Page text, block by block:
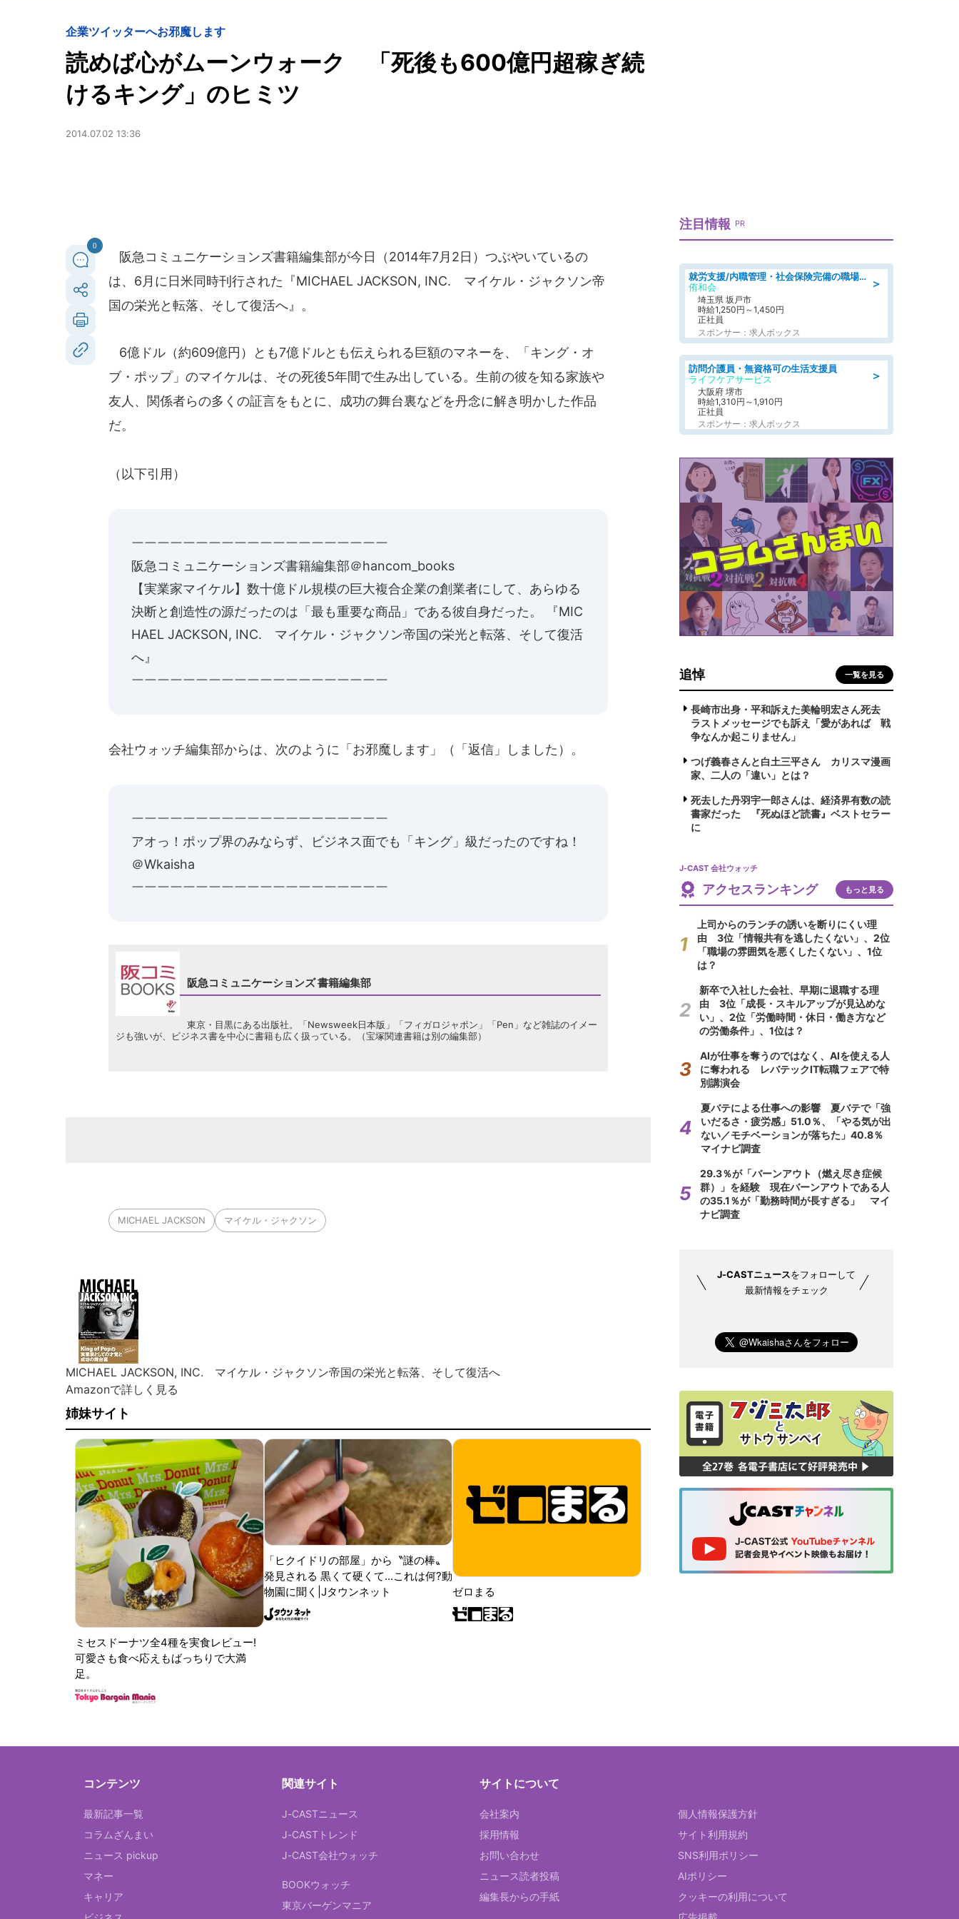
企業ツイッターへお邪魔します
読めば心がムーンウォーク 「死後も600億円超稼ぎ続
けるキング」のヒミツ
2014.07.02 13:36
0
阪急コミュニケーションズ書籍編集部が今日（2014年7月2日）つぶやいているの
は、6月に日米同時刊行された『MICHAEL JACKSON, INC. マイケル・ジャクソン帝
国の栄光と転落、そして復活へ』。
6億ドル（約609億円）とも7億ドルとも伝えられる巨額のマネーを、「キング・オ
ブ・ポップ」のマイケルは、その死後5年間で生み出している。生前の彼を知る家族や
友人、関係者らの多くの証言をもとに、成功の舞台裏などを丹念に解き明かした作品
だ。
（以下引用）
ーーーーーーーーーーーーーーーーーーーー
阪急コミュニケーションズ書籍編集部‏＠hancom_books
【実業家マイケル】数十億ドル規模の巨大複合企業の創業者にして、あらゆる
決断と創造性の源だったのは「最も重要な商品」である彼自身だった。 『MIC
HAEL JACKSON, INC. マイケル・ジャクソン帝国の栄光と転落、そして復活
へ 』
ーーーーーーーーーーーーーーーーーーーー
会社ウォッチ編集部からは、次のように「お邪魔します」（「返信」しました）。
ーーーーーーーーーーーーーーーーーーーー
アオっ！ポップ界のみならず、ビジネス面でも「キング」級だったのですね！
＠Wkaisha
ーーーーーーーーーーーーーーーーーーーー
阪急コミュニケーションズ 書籍編集部
東京・目黒にある出版社。「Newsweek日本版」「フィガロジャポン」「Pen」など雑誌のイメー
ジも強いが、ビジネス書を中心に書籍も広く扱っている。（宝塚関連書籍は別の編集部）
MICHAEL JACKSON マイケル・ジャクソン
MICHAEL JACKSON, INC. マイケル・ジャクソン帝国の栄光と転落、そして復活へ
Amazonで詳しく見る
姉妹サイト
ミセスドーナツ全4種を実食レビュー!
可愛さも食べ応えもばっちりで大満
足。
「ヒクイドリの部屋」から〝謎の棒〟
発見される 黒くて硬くて...これは何?動
物園に聞く|Jタウンネット
ゼロまる
注目情報 PR
＞
就労支援/内職管理・社会保険完備の職場で生活支援員
侑和会
埼玉県 坂戸市
時給1,250円～1,450円
正社員
スポンサー：求人ボックス
＞
訪問介護員・無資格可の生活支援員
ライフケアサービス
大阪府 堺市
時給1,310円～1,910円
正社員
スポンサー：求人ボックス
追悼 一覧を見る
長崎市出身・平和訴えた美輪明宏さん死去
ラストメッセージでも訴え「愛があれば 戦
争なんか起こりません」
つげ義春さんと白土三平さん カリスマ漫画
家、二人の「違い」とは？
死去した丹羽宇一郎さんは、経済界有数の読
書家だった 『死ぬほど読書』ベストセラー
に
J-CAST 会社ウォッチ
アクセスランキング もっと見る
上司からのランチの誘いを断りにくい理
由 3位「情報共有を逃したくない」、2位
「職場の雰囲気を悪くしたくない」、1位
は？
新卒で入社した会社、早期に退職する理
由 3位「成長・スキルアップが見込めな
い」、2位「労働時間・休日・働き方など
の労働条件」、1位は？
AIが仕事を奪うのではなく、AIを使える人
に奪われる レバテックIT転職フェアで特
別講演会
夏バテによる仕事への影響 夏バテで「強
いだるさ・疲労感」51.0％、「やる気が出
ない／モチベーションが落ちた」40.8％
マイナビ調査
29.3％が「バーンアウト（燃え尽き症候
群）」を経験 現在バーンアウトである人
の35.1％が「勤務時間が長すぎる」 マイ
ナビ調査
J-CASTニュースをフォローして
最新情報をチェック
コンテンツ
最新記事一覧
コラムざんまい
ニュース pickup
マネー
キャリア
関連サイト
J-CASTニュース
J-CASTトレンド
J-CAST会社ウォッチ
BOOKウォッチ
東京バーゲンマニア
サイトについて
会社案内
採用情報
お問い合わせ
ニュース読者投稿
編集長からの手紙
個人情報保護方針
サイト利用規約
SNS利用ポリシー
AIポリシー
クッキーの利用について